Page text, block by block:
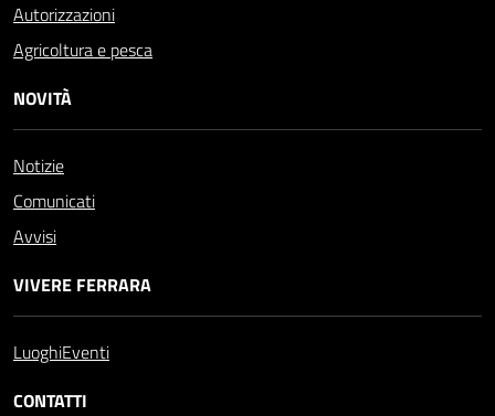
Autorizzazioni
Agricoltura e pesca
NOVITÀ
Notizie
Comunicati
Avvisi
VIVERE FERRARA
LuoghiEventi
CONTATTI